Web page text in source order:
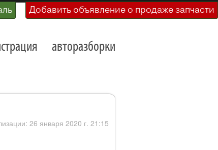
Добавить объявление о продаже запчасти
авторазборки
26 января 2020 г. 21:15